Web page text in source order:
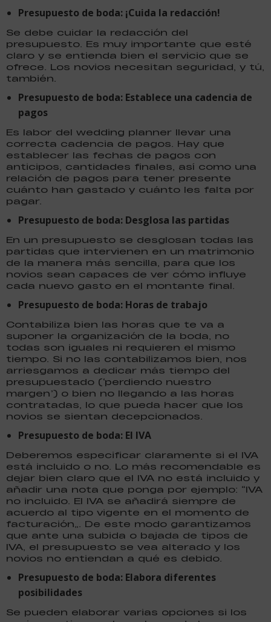
Presupuesto de boda: ¡Cuida la redacción!
Se debe cuidar la redacción del
presupuesto. Es muy importante que esté
claro y se entienda bien el servicio que se
ofrece. Los novios necesitan seguridad, y tú,
también.
Presupuesto de boda: Establece una cadencia de
pagos
Es labor del wedding planner llevar una
correcta cadencia de pagos. Hay que
establecer las fechas de pagos con
anticipos, cantidades finales, así como una
relación de pagos para tener presente
cuánto han gastado y cuánto les falta por
pagar.
Presupuesto de boda: Desglosa las partidas
En un presupuesto se desglosan todas las
partidas que intervienen en un matrimonio
de la manera más sencilla, para que los
novios sean capaces de ver cómo influye
cada nuevo gasto en el montante final.
Presupuesto de boda: Horas de trabajo
Contabiliza bien las horas que te va a
suponer la organización de la boda, no
todas son iguales ni requieren el mismo
tiempo. Si no las contabilizamos bien, nos
arriesgamos a dedicar más tiempo del
presupuestado (‘perdiendo nuestro
margen’) o bien no llegando a las horas
contratadas, lo que pueda hacer que los
novios se sientan decepcionados.
Presupuesto de boda: El IVA
Deberemos especificar claramente si el IVA
está incluido o no. Lo más recomendable es
dejar bien claro que el IVA no está incluido y
añadir una nota que ponga por ejemplo: “IVA
no incluido. El IVA se añadirá siempre de
acuerdo al tipo vigente en el momento de
facturación”. De este modo garantizamos
que ante una subida o bajada de tipos de
IVA, el presupuesto se vea alterado y los
novios no entiendan a qué es debido.
Presupuesto de boda: Elabora diferentes
posibilidades
Se pueden elaborar varias opciones si los